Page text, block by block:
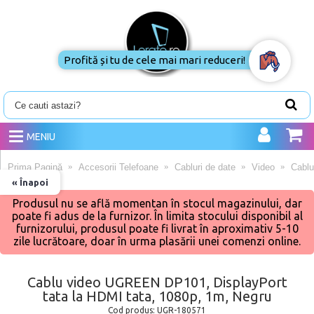
MENIU
« Înapoi
Prima Pagină Accesorii Telefoane Cabluri de date Video
Produsul nu se află momentan în stocul magazinului, dar
poate fi adus de la furnizor. În limita stocului disponibil al
furnizorului, produsul poate fi livrat în aproximativ 5-10
zile lucrătoare, doar în urma plasării unei comenzi online.
Cablu video UGREEN DP101, DisplayPort
tata la HDMI tata, 1080p, 1m, Negru
Cod produs: UGR-180571
Profită și tu de cele mai mari reduceri!